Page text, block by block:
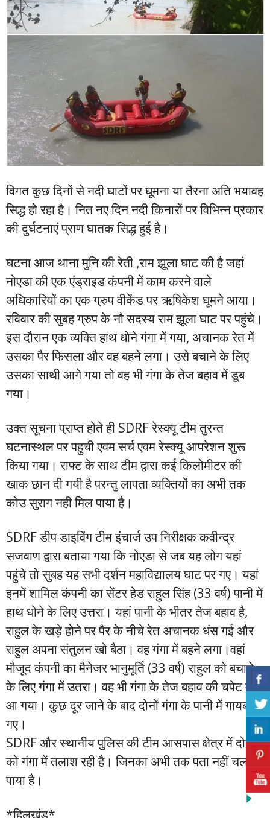
विगत कुछ दिनों से नदी घाटों पर घूमना या तैरना अति भयावह
सिद्ध हो रहा है। नित नए दिन नदी किनारों पर विभिन्न प्रकार
की दुर्घटनाएं प्राण घातक सिद्ध हुई है।
घटना आज थाना मुनि की रेती ,राम झूला घाट की है जहां
नोएडा की एक एंड्राइड कंपनी में काम करने वाले
अधिकारियों का एक ग्रुप वीकेंड पर ऋषिकेश घूमने आया।
रविवार की सुबह ग्रुप के नौ सदस्य राम झूला घाट पर पहुंचे।
इस दौरान एक व्यक्ति हाथ धोने गंगा में गया, अचानक रेत में
उसका पैर फिसला और वह बहने लगा। उसे बचाने के लिए
उसका साथी आगे गया तो वह भी गंगा के तेज बहाव में डूब
गया।
उक्त सूचना प्राप्त होते ही SDRF रेस्क्यू टीम तुरन्त
घटनास्थल पर पहुची एवम सर्च एवम रेस्क्यू आपरेशन शुरू
किया गया। राफ्ट के साथ टीम द्वारा कई किलोमीटर की
खाक छान दी गयी है परन्तु लापता व्यक्तियों का अभी तक
कोउ सुराग नही मिल पाया है।
SDRF डीप डाइविंग टीम इंचार्ज उप निरीक्षक कवीन्द्र
सजवाण द्वारा बताया गया कि नोएडा से जब यह लोग यहां
पहुंचे तो सुबह यह सभी दर्शन महाविद्यालय घाट पर गए। यहां
इनमें शामिल कंपनी का सेंटर हेड राहुल सिंह (33 वर्ष) पानी में
हाथ धोने के लिए उत्तरा। यहां पानी के भीतर तेज बहाव है,
राहुल के खड़े होने पर पैर के नीचे रेत अचानक धंस गई और
राहुल अपना संतुलन खो बैठा। वह गंगा में बहने लगा।वहां
मौजूद कंपनी का मैनेजर भानुमूर्ति (33 वर्ष) राहुल को बचाने
के लिए गंगा में उतरा। वह भी गंगा के तेज बहाव की चपेट में
आ गया। कुछ दूर जाने के बाद दोनों गंगा के पानी में गायब हो
गए।
SDRF और स्थानीय पुलिस की टीम आसपास क्षेत्र में दोनों
को गंगा में तलाश रही है। जिनका अभी तक पता नहीं चल
पाया है।
*हिलखंड*